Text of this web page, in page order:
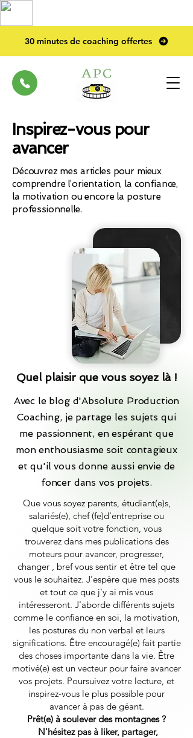
30 minutes de coaching offertes
Inspirez-vous pour
avancer
Découvrez mes articles pour mieux
comprendre l’orientation, la confiance,
la motivation ou encore la posture
professionnelle.
Quel plaisir que vous soyez là !
Avec le blog d'Absolute Production
Coaching, je partage les sujets qui
me passionnent, en espérant que
mon enthousiasme soit contagieux
et qu'il vous donne aussi envie de
foncer dans vos projets.
Que vous soyez parents, étudiant(e)s,
salariés(e), chef (fe)d'entreprise ou
quelque soit votre fonction, vous
trouverez dans mes publications des
moteurs pour avancer, progresser,
changer , bref vous sentir et être tel que
vous le souhaitez. J'espère que mes posts
et tout ce que j'y ai mis vous
intéresseront. J'aborde différents sujets
comme le confiance en soi, la motivation,
les postures du non verbal et leurs
significations. Être encouragé(e) fait partie
des choses importante dans la vie. Être
motivé(e) est un vecteur pour faire avancer
vos projets. Poursuivez votre lecture, et
inspirez-vous le plus possible pour
avancer à pas de géant.
Prêt(e) à soulever des montagnes ?
N'hésitez pas à liker, partager,